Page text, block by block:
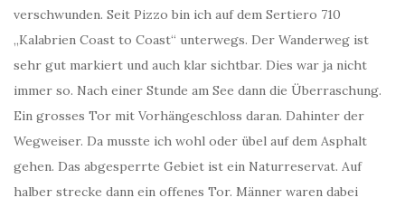
verschwunden. Seit Pizzo bin ich auf dem Sertiero 710
„Kalabrien Coast to Coast“ unterwegs. Der Wanderweg ist
sehr gut markiert und auch klar sichtbar. Dies war ja nicht
immer so. Nach einer Stunde am See dann die Überraschung.
Ein grosses Tor mit Vorhängeschloss daran. Dahinter der
Wegweiser. Da musste ich wohl oder übel auf dem Asphalt
gehen. Das abgesperrte Gebiet ist ein Naturreservat. Auf
halber strecke dann ein offenes Tor. Männer waren dabei